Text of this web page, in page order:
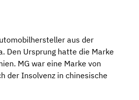
aus der
Den Ursprung hatte die Marke
MG war eine Marke von
der Insolvenz in chinesische